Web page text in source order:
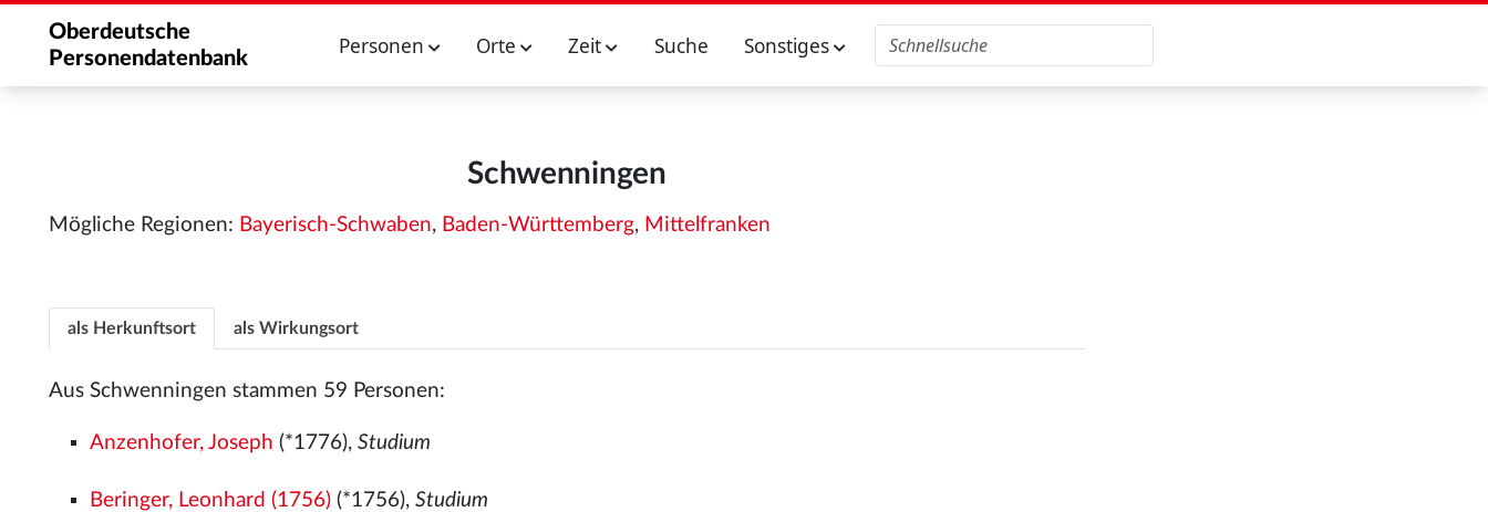
Oberdeutsche
Personendatenbank
Personen Orte Zeit Suche Sonstiges
Schwenningen
Mögliche Regionen: Bayerisch-Schwaben, Baden-Württemberg, Mittelfranken
als Herkunftsort als Wirkungsort
Aus Schwenningen stammen 59 Personen:
Anzenhofer, Joseph (*1776),Studium
Beringer, Leonhard (1756) (*1756),Studium